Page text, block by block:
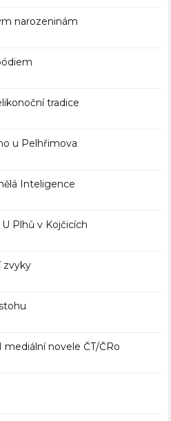
narozeninám
tradice
u Pelhřimova
Inteligence
Plhů v Kojčicích
zvyky
mediální novele ČT/ČRo